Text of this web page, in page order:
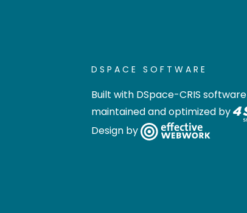
DSPACE SOFTWARE
Built with DSpace-CRIS software
maintained and optimized by
Design by